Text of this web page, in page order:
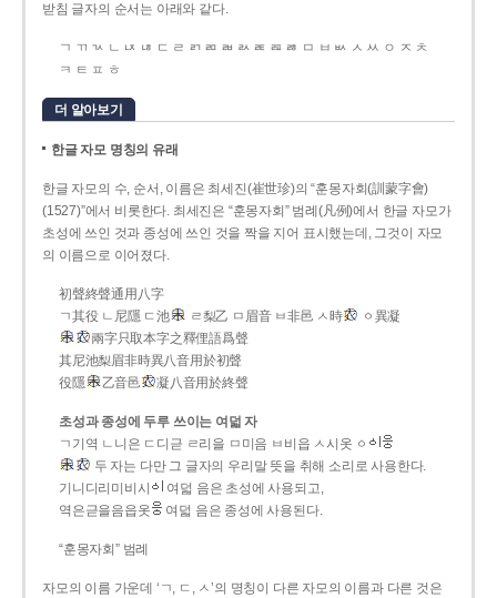
받침 글자의 순서는 아래와 같다.
ㄱ ㄲ ㄳ ㄴ ㄵ ㄶ ㄷ ㄹ ㄺ ㄻ ㄼ ㄽ ㄾ ㄿ ㅀ ㅁ ㅂ ㅄ ㅅ ㅆ ㅇ ㅈ ㅊ
ㅋ ㅌ ㅍ ㅎ
더 알아보기
한글 자모 명칭의 유래
한글 자모의 수, 순서, 이름은 최세진(崔世珍)의 “훈몽자회(訓蒙字會)
(1527)”에서 비롯한다. 최세진은 “훈몽자회” 범례(凡例)에서 한글 자모가
초성에 쓰인 것과 종성에 쓰인 것을 짝을 지어 표시했는데, 그것이 자모
의 이름으로 이어졌다.
初聲終聲通用八字
ㄱ其役 ㄴ尼隱 ㄷ池
ㄹ梨乙 ㅁ眉音 ㅂ非邑 ㅅ時
ㆁ異凝
兩字只取本字之釋俚語爲聲
其尼池梨眉非時異八音用於初聲
役隱
乙音邑 凝八音用於終聲
초성과 종성에 두루 쓰이는 여덟 자
ㄱ기역 ㄴ니은 ㄷ디귿 ㄹ리을 ㅁ미음 ㅂ비읍 ㅅ시옷 ㆁ
두 자는 다만 그 글자의 우리말 뜻을 취해 소리로 사용한다.
기니디리미비시
여덟 음은 초성에 사용되고,
역은귿을음읍옷
여덟 음은 종성에 사용된다.
“훈몽자회” 범례
자모의 이름 가운데 ‘ㄱ, ㄷ, ㅅ’의 명칭이 다른 자모의 이름과 다른 것은